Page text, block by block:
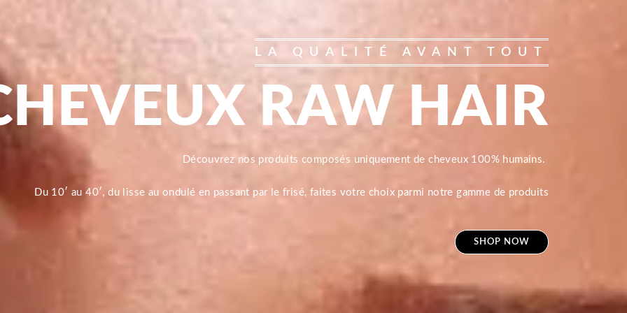
LA QUALITÉ AVANT TOUT
RAW HAIR
Découvrez nos produits composés uniquement de cheveux 100% humains.
Du 10′ au 40′, du lisse au ondulé en passant par le frisé, faites votre choix parmi notre gamme de produits
SHOP NOW